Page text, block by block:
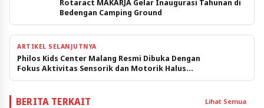
Rotaract MAKARJA Gelar Inaugurasi Tahunan di
Bedengan Camping Ground
ARTIKEL SELANJUTNYA
Philos Kids Center Malang Resmi Dibuka Dengan
Fokus Aktivitas Sensorik dan Motorik Halus
Anak
BERITA TERKAIT Lihat Semua